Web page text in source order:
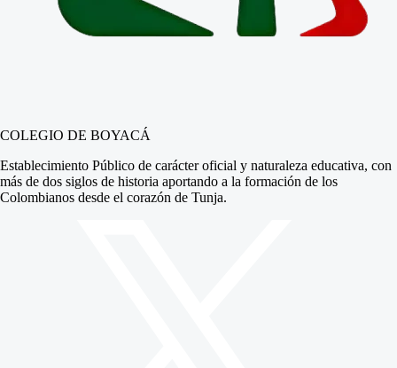
COLEGIO DE BOYACÁ
Establecimiento Público de carácter oficial y naturaleza educativa, con
más de dos siglos de historia aportando a la formación de los
Colombianos desde el corazón de Tunja.